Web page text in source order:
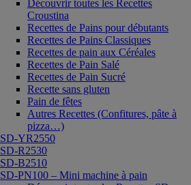
Découvrir toutes les Recettes
Croustina
Recettes de Pains pour débutants
Recettes de Pains Classiques
Recettes de pain aux Céréales
Recettes de Pain Salé
Recettes de Pain Sucré
Recette sans gluten
Pain de fêtes
Autres Recettes (Confitures, pâte à
pizza…)
SD-YR2550
SD-R2530
SD-B2510
SD-PN100 – Mini machine à pain